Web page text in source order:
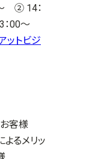
② 14：
00～
ットビジ
客様
るメリッ